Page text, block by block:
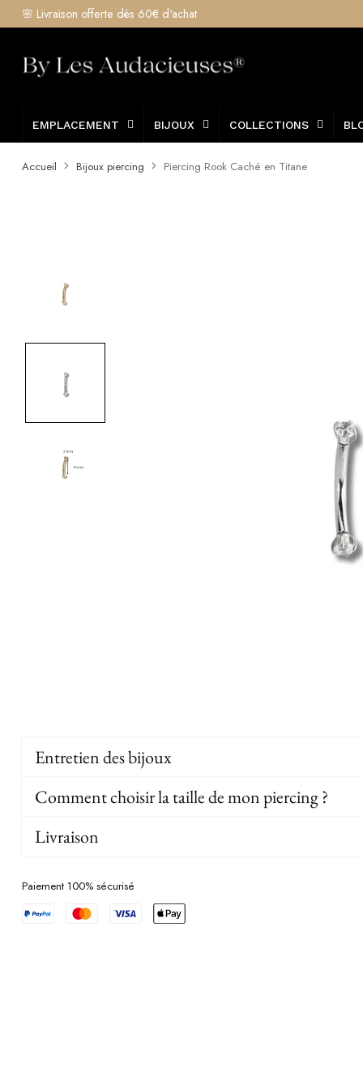
🌸 Livraison offerte dès 60€ d'achat
EMPLACEMENT BIJOUX COLLECTIONS
Accueil Bijoux piercing Piercing Rook Caché en Titane
Entretien des bijoux
Comment choisir la taille de mon piercing ?
Livraison
Paiement 100% sécurisé